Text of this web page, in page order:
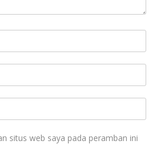
situs web saya pada peramban ini